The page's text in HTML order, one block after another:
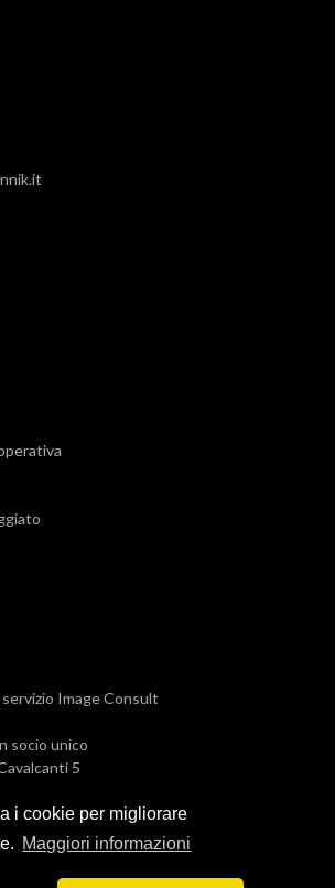
i cookie per migliorare
Maggiori informazioni
Image Consult
socio unico
5
Milano Monza Brianza